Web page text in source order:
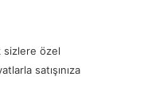
sizlere özel
satışınıza